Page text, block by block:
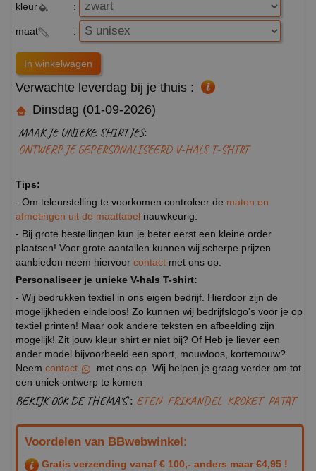
kleur :
maat :
Verwachte leverdag bij je thuis :
Dinsdag (01-09-2026)
MAAK JE UNIEKE SHIRTJES:
ONTWERP JE GEPERSONALISEERD V-HALS T-SHIRT
Tips:
- Om teleurstelling te voorkomen controleer de maten en
afmetingen uit de maattabel nauwkeurig.
- Bij grote bestellingen kun je beter eerst een kleine order
plaatsen! Voor grote aantallen kunnen wij scherpe prijzen
aanbieden neem hiervoor contact met ons op.
Personaliseer je unieke V-hals T-shirt:
- Wij bedrukken textiel in ons eigen bedrijf. Hierdoor zijn de
mogelijkheden eindeloos! Zo kunnen wij bedrijfslogo's voor je op
textiel printen! Maar ook andere teksten en afbeelding zijn
mogelijk! Zit jouw kleur shirt er niet bij? Of Heb je liever een
ander model bijvoorbeeld een sport, mouwloos, kortemouw?
Neem contact
met ons op. Wij helpen je graag verder om tot
een uniek ontwerp te komen
BEKIJK OOK DE THEMA'S : ETEN FRIKANDEL KROKET PATAT
Voordelen van BBwebwinkel:
Gratis verzending vanaf € 100,- anders maar €4,95 !